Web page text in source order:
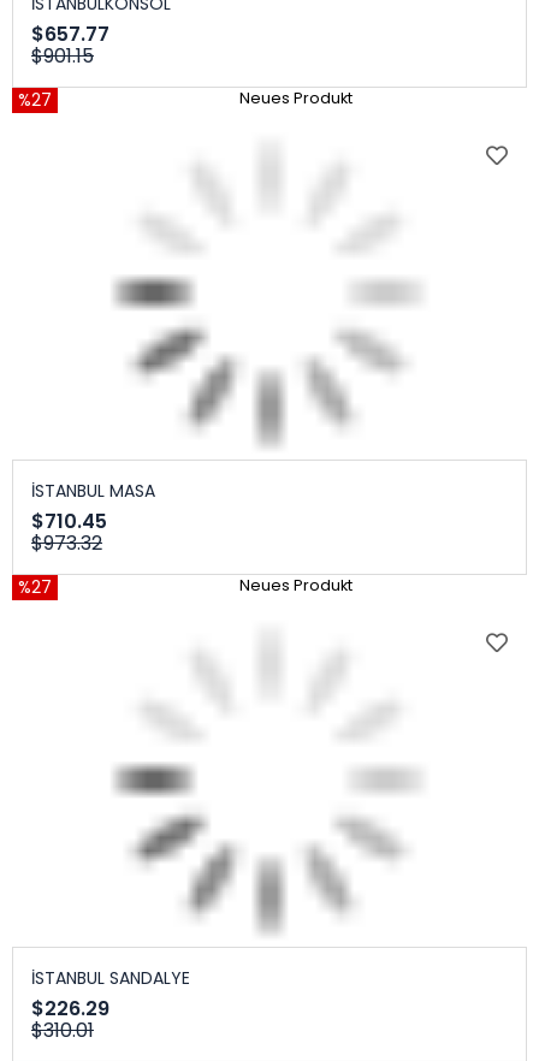
$657.77
$901.15
%27 Neues Produkt
İSTANBUL MASA
$710.45
$973.32
%27 Neues Produkt
İSTANBUL SANDALYE
$226.29
$310.01